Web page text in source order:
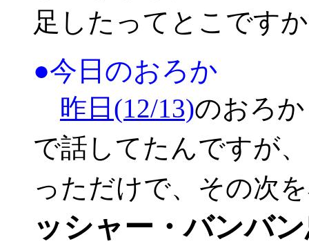
足したってとこです
●今日のおろか
昨日(12/13)のおろ
で話してたんですが、
っただけで、その次
ッシャー・バンバ